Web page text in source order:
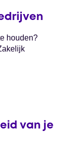
houden?
van je